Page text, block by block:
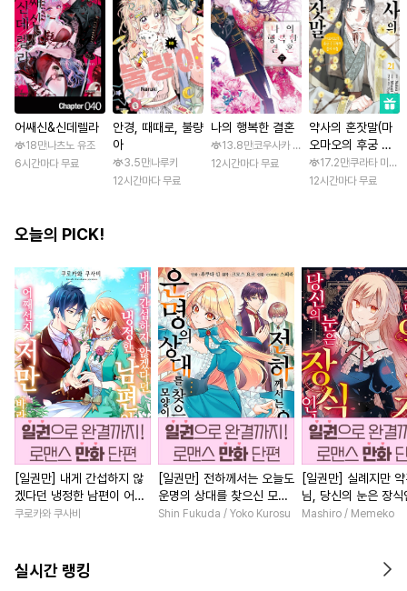
어쌔신&신데렐라
18만나츠노 유조
6시간마다 무료
안경, 때때로, 불량
아
3.5만나루키
12시간마다 무료
나의 행복한 결혼
13.8만코우사카 리토 / 아기토기 아쿠미
12시간마다 무료
약사의 혼잣말(마
오마오의 후궁 수
수께끼 풀이수첩)
17.2만쿠라타 미노
12시간마다 무료
오늘의 PICK!
[일권만] 내게 간섭하지 않
겠다던 냉정한 남편이 어째
선지 저만 바라봅니다 [단행
쿠로카와 쿠사비
[일권만] 전하께서는 오늘도
운명의 상대를 찾으신 모양
이네요 (웃음) [단행본]
Shin Fukuda / Yoko Kurosu
[일권만] 실례지만
님, 당신의 눈은 장식
요? [단행본]
Mashiro / Memeko
실시간 랭킹